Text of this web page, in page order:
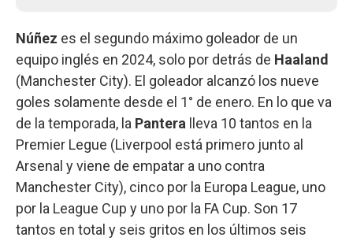
Núñez es el segundo máximo goleador de un
equipo inglés en 2024, solo por detrás de Haaland
(Manchester City). El goleador alcanzó los nueve
goles solamente desde el 1° de enero. En lo que va
de la temporada, la Pantera lleva 10 tantos en la
Premier Legue (Liverpool está primero junto al
Arsenal y viene de empatar a uno contra
Manchester City), cinco por la Europa League, uno
por la League Cup y uno por la FA Cup. Son 17
tantos en total y seis gritos en los últimos seis